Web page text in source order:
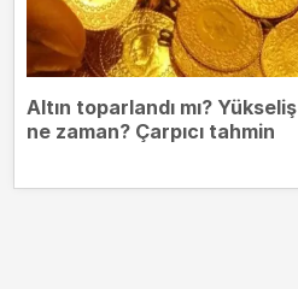
Altın toparlandı mı? Yükseliş
ne zaman? Çarpıcı tahmin